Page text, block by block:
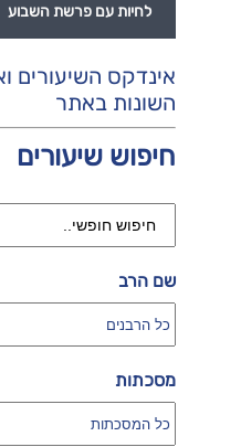
אינדקס השיעורים
השונות באתר
חיפוש שיעורים
שם הרב
מסכתות
לחיות עם פרשת השבוע